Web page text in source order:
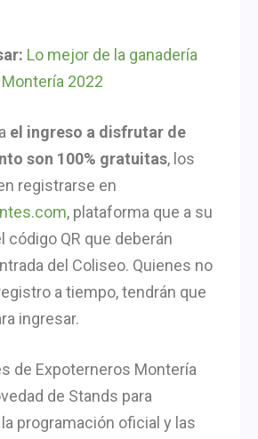
Lo mejor de la ganadería
2022
el ingreso a disfrutar de
son 100% gratuitas, los
registrarse en
, plataforma que a su
código QR que deberán
del Coliseo. Quienes no
a tiempo, tendrán que
ingresar.
de Expoterneros Montería
de Stands para
programación oficial y las